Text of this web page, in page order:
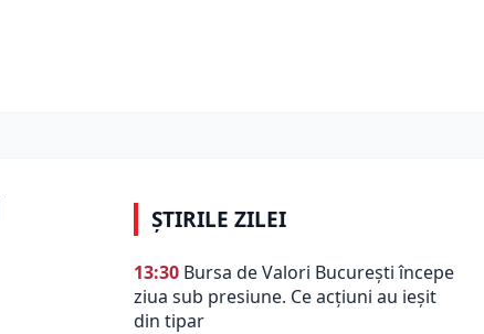
ȘTIRILE ZILEI
13:30 Bursa de Valori București începe
ziua sub presiune. Ce acțiuni au ieșit
din tipar